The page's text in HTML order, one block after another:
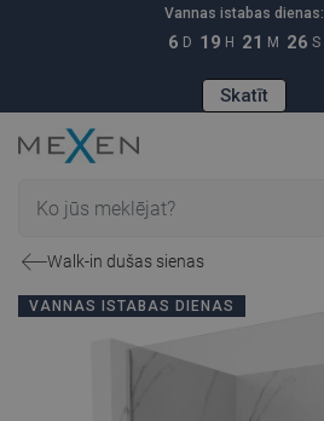
Vannas istabas dienas:
6 D 19 H 21 M 25 S
Skatīt
Walk-in dušas sienas
VANNAS ISTABAS DIENAS